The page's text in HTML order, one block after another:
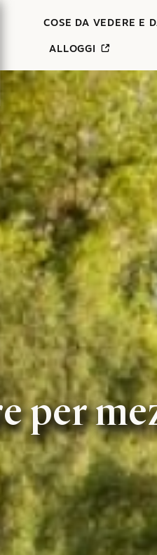
COSE DA VEDERE E
ALLOGGI
per